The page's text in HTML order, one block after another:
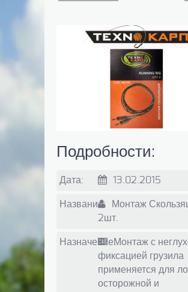
Подробности:
Дата: 13.02.2015
Название:
Монтаж
2шт.
Назначение:Монтаж с
фиксацией грузила
применяется для
осторожной и